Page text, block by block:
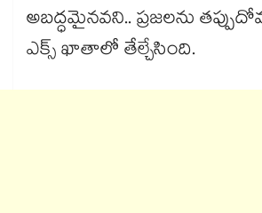
అబద్ధమైనవని.. ప్రజలను
ఎక్స్ ఖాతాలో తేల్చేసింది.